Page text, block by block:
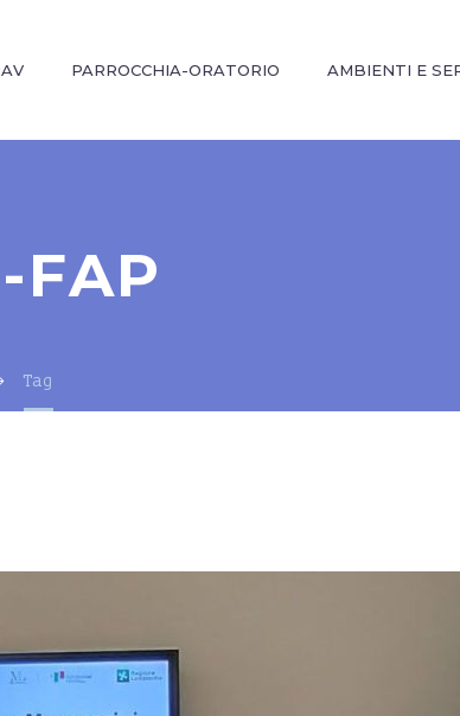
PARROCCHIA-ORATORIO AMBIENTI E
FAP
Tag